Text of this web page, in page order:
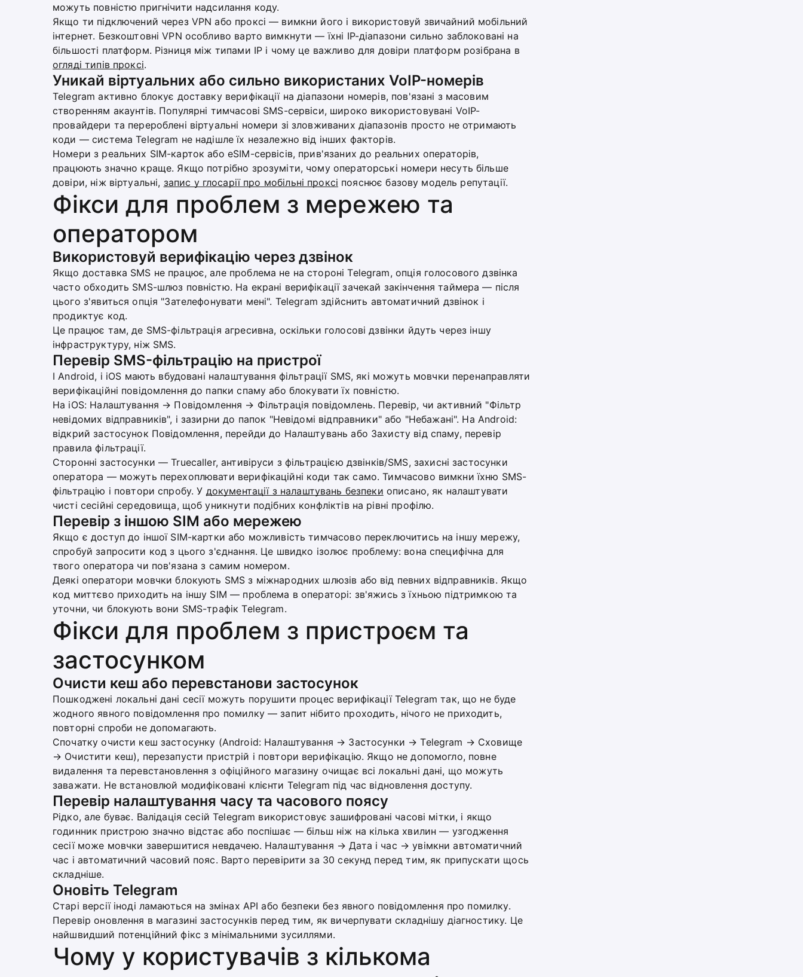
можуть повністю пригнічити надсилання коду.
Якщо ти підключений через VPN або проксі — вимкни його і використовуй звичайний мобільний
інтернет. Безкоштовні VPN особливо варто вимкнути — їхні IP-діапазони сильно заблоковані на
більшості платформ. Різниця між типами IP і чому це важливо для довіри платформ розібрана в
огляді типів проксі.
Уникай віртуальних або сильно використаних VoIP-номерів
Telegram активно блокує доставку верифікації на діапазони номерів, пов'язані з масовим
створенням акаунтів. Популярні тимчасові SMS-сервіси, широко використовувані VoIP-
провайдери та перероблені віртуальні номери зі зловживаних діапазонів просто не отримають
коди — система Telegram не надішле їх незалежно від інших факторів.
Номери з реальних SIM-карток або eSIM-сервісів, прив'язаних до реальних операторів,
працюють значно краще. Якщо потрібно зрозуміти, чому операторські номери несуть більше
довіри, ніж віртуальні, запис у глосарії про мобільні проксі пояснює базову модель репутації.
Фікси для проблем з мережею та
оператором
Використовуй верифікацію через дзвінок
Якщо доставка SMS не працює, але проблема не на стороні Telegram, опція голосового дзвінка
часто обходить SMS-шлюз повністю. На екрані верифікації зачекай закінчення таймера — після
цього з'явиться опція "Зателефонувати мені". Telegram здійснить автоматичний дзвінок і
продиктує код.
Це працює там, де SMS-фільтрація агресивна, оскільки голосові дзвінки йдуть через іншу
інфраструктуру, ніж SMS.
Перевір SMS-фільтрацію на пристрої
І Android, і iOS мають вбудовані налаштування фільтрації SMS, які можуть мовчки перенаправляти
верифікаційні повідомлення до папки спаму або блокувати їх повністю.
На iOS: Налаштування → Повідомлення → Фільтрація повідомлень. Перевір, чи активний "Фільтр
невідомих відправників", і зазирни до папок "Невідомі відправники" або "Небажані". На Android:
відкрий застосунок Повідомлення, перейди до Налаштувань або Захисту від спаму, перевір
правила фільтрації.
Сторонні застосунки — Truecaller, антивіруси з фільтрацією дзвінків/SMS, захисні застосунки
оператора — можуть перехоплювати верифікаційні коди так само. Тимчасово вимкни їхню SMS-
фільтрацію і повтори спробу. У документації з налаштувань безпеки описано, як налаштувати
чисті сесійні середовища, щоб уникнути подібних конфліктів на рівні профілю.
Перевір з іншою SIM або мережею
Якщо є доступ до іншої SIM-картки або можливість тимчасово переключитись на іншу мережу,
спробуй запросити код з цього з'єднання. Це швидко ізолює проблему: вона специфічна для
твого оператора чи пов'язана з самим номером.
Деякі оператори мовчки блокують SMS з міжнародних шлюзів або від певних відправників. Якщо
код миттєво приходить на іншу SIM — проблема в операторі: зв'яжись з їхньою підтримкою та
уточни, чи блокують вони SMS-трафік Telegram.
Фікси для проблем з пристроєм та
застосунком
Очисти кеш або перевстанови застосунок
Пошкоджені локальні дані сесії можуть порушити процес верифікації Telegram так, що не буде
жодного явного повідомлення про помилку — запит нібито проходить, нічого не приходить,
повторні спроби не допомагають.
Спочатку очисти кеш застосунку (Android: Налаштування → Застосунки → Telegram → Сховище
→ Очистити кеш), перезапусти пристрій і повтори верифікацію. Якщо не допомогло, повне
видалення та перевстановлення з офіційного магазину очищає всі локальні дані, що можуть
заважати. Не встановлюй модифіковані клієнти Telegram під час відновлення доступу.
Перевір налаштування часу та часового поясу
Рідко, але буває. Валідація сесій Telegram використовує зашифровані часові мітки, і якщо
годинник пристрою значно відстає або поспішає — більш ніж на кілька хвилин — узгодження
сесії може мовчки завершитися невдачею. Налаштування → Дата і час → увімкни автоматичний
час і автоматичний часовий пояс. Варто перевірити за 30 секунд перед тим, як припускати щось
складніше.
Оновіть Telegram
Старі версії іноді ламаються на змінах API або безпеки без явного повідомлення про помилку.
Перевір оновлення в магазині застосунків перед тим, як вичерпувати складнішу діагностику. Це
найшвидший потенційний фікс з мінімальними зусиллями.
Чому у користувачів з кількома